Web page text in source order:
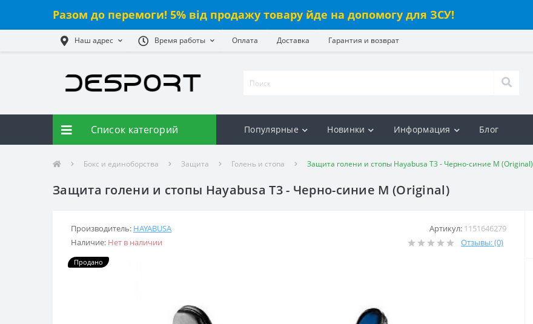
Разом до перемоги! 5% від продажу товару йде на допомогу для ЗСУ!
Наш адрес Время работы Оплата Доставка Гарантия и возврат
Список категорий Популярные Новинки Информация Блог
Бокс и единоборства Защита Голень и стопа Защита голени и стопы Hayabusa T3 - Черно-синие M (Original)
Защита голени и стопы Hayabusa T3 - Черно-синие M (Original)
Производитель: HAYABUSA Артикул: 1151646279
Наличие: Нет в наличии Отзывы: (0)
Продано